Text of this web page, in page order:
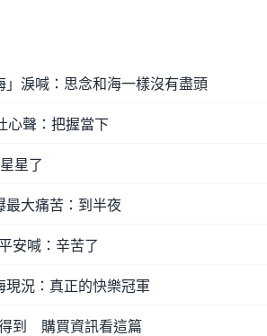
淚喊：思念和海一樣沒有盡頭
心聲：把握當下
星了
大痛苦：到半夜
安喊：辛苦了
況：真正的快樂冠軍
到 購買資訊看這篇